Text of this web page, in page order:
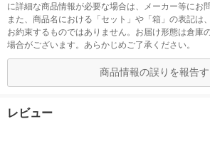
に詳細な商品情報が必要な場合は、メーカー等にお
また、商品名における「セット」や「箱」の表記は
お約束するものではありません。お届け形態は倉庫
場合がございます。あらかじめご了承ください。
商品情報の誤りを報告す
レビュー